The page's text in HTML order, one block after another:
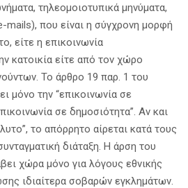
τηλεομοιοτυπικά μηνύματα,
mails), που είναι η σύγχρονη μορφή
είτε η επικοινωνία
κατοικία είτε από τον χώρο
Το άρθρο 19 παρ. 1 του
μόνο την “επικοινωνία σε
σε δημοσιότητα”. Αν και
το απόρρητο αίρεται κατά τους
διάταξη. Η άρση του
χώρα μόνο για λόγους εθνικής
ιδιαίτερα σοβαρών εγκλημάτων.